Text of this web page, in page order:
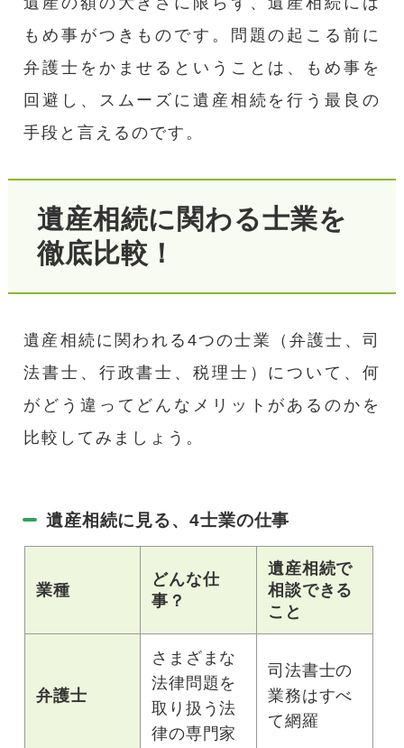
もめ事がつきものです。問題の起こる前に
弁護士をかませるということは、もめ事を
回避し、スムーズに遺産相続を行う最良の
手段と言えるのです。
遺産相続に関わる士業を
徹底比較！
遺産相続に関われる4つの士業（弁護士、司
法書士、行政書士、税理士）について、何
がどう違ってどんなメリットがあるのかを
比較してみましょう。
遺産相続に見る、4士業の仕事
業種
どんな仕
事？
遺産相続で
相談できる
こと
弁護士
さまざまな
法律問題を
取り扱う法
律の専門家
司法書士の
業務はすべ
て網羅